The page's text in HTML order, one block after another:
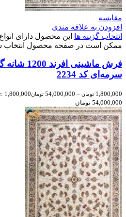
مقایسه
افزودن به علاقه مندی
انتخاب گزینه ها این محصول دارای
ممکن است در صفحه محصول انتخاب
فرش ماشینی
سرمه‌ای کد 2234
1,800,000 تومان –
54,000,000 تومان
54,000,000 تومان